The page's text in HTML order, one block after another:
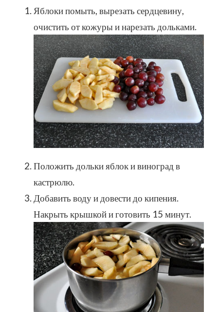
Яблоки помыть, вырезать сердцевину,
очистить от кожуры и нарезать дольками.
Положить дольки яблок и виноград в
кастрюлю.
Добавить воду и довести до кипения.
Накрыть крышкой и готовить 15 минут.